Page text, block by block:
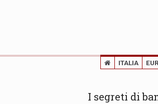
ITALIA
I segreti di